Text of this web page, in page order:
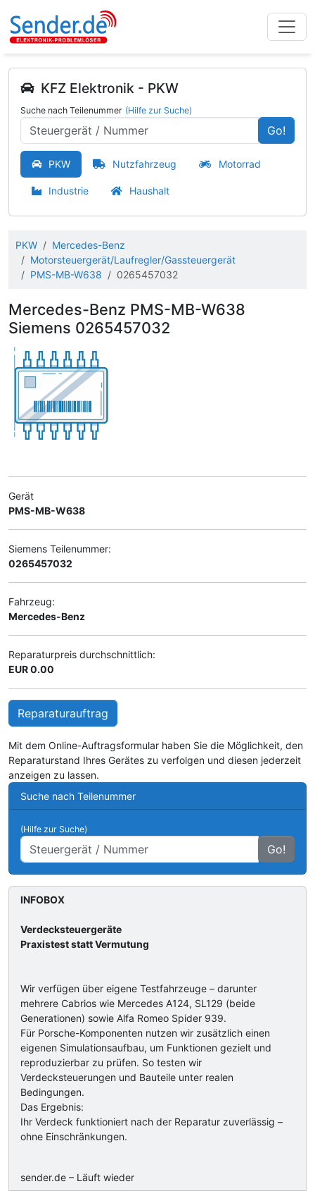
KFZ Elektronik - PKW
Suche nach Teilenummer (Hilfe zur Suche)
Go!
PKW Nutzfahrzeug Motorrad
Industrie Haushalt
PKW
Mercedes-Benz
Motorsteuergerät/Laufregler/Gassteuergerät
PMS-MB-W638
0265457032
Mercedes-Benz PMS-MB-W638
Siemens 0265457032
Gerät
PMS-MB-W638
Siemens Teilenummer:
0265457032
Fahrzeug:
Mercedes-Benz
Reparaturpreis durchschnittlich:
EUR 0.00
Reparaturauftrag
Mit dem Online-Auftragsformular haben Sie die Möglichkeit, den
Reparaturstand Ihres Gerätes zu verfolgen und diesen jederzeit
anzeigen zu lassen.
Suche nach Teilenummer
(Hilfe zur Suche)
Go!
INFOBOX
Verdecksteuergeräte
Praxistest statt Vermutung
Wir verfügen über eigene Testfahrzeuge – darunter
mehrere Cabrios wie Mercedes A124, SL129 (beide
Generationen) sowie Alfa Romeo Spider 939.
Für Porsche-Komponenten nutzen wir zusätzlich einen
eigenen Simulationsaufbau, um Funktionen gezielt und
reproduzierbar zu prüfen. So testen wir
Verdecksteuerungen und Bauteile unter realen
Bedingungen.
Das Ergebnis:
Ihr Verdeck funktioniert nach der Reparatur zuverlässig –
ohne Einschränkungen.
sender.de – Läuft wieder